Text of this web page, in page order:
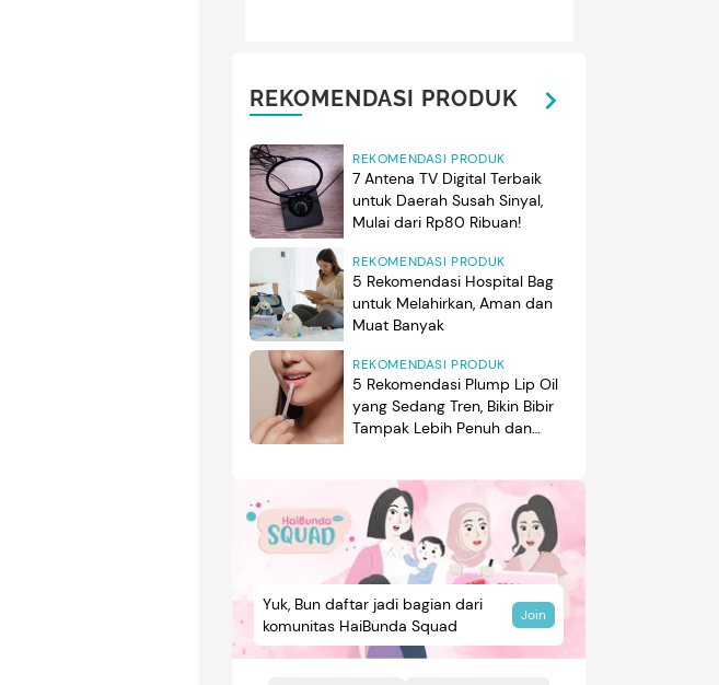
REKOMENDASI PRODUK
REKOMENDASI PRODUK
7 Antena TV Digital Terbaik
untuk Daerah Susah Sinyal,
Mulai dari Rp80 Ribuan!
REKOMENDASI PRODUK
5 Rekomendasi Hospital Bag
untuk Melahirkan, Aman dan
Muat Banyak
REKOMENDASI PRODUK
5 Rekomendasi Plump Lip Oil
yang Sedang Tren, Bikin Bibir
Tampak Lebih Penuh dan
Yuk, Bun daftar jadi bagian dari
komunitas HaiBunda Squad
Join